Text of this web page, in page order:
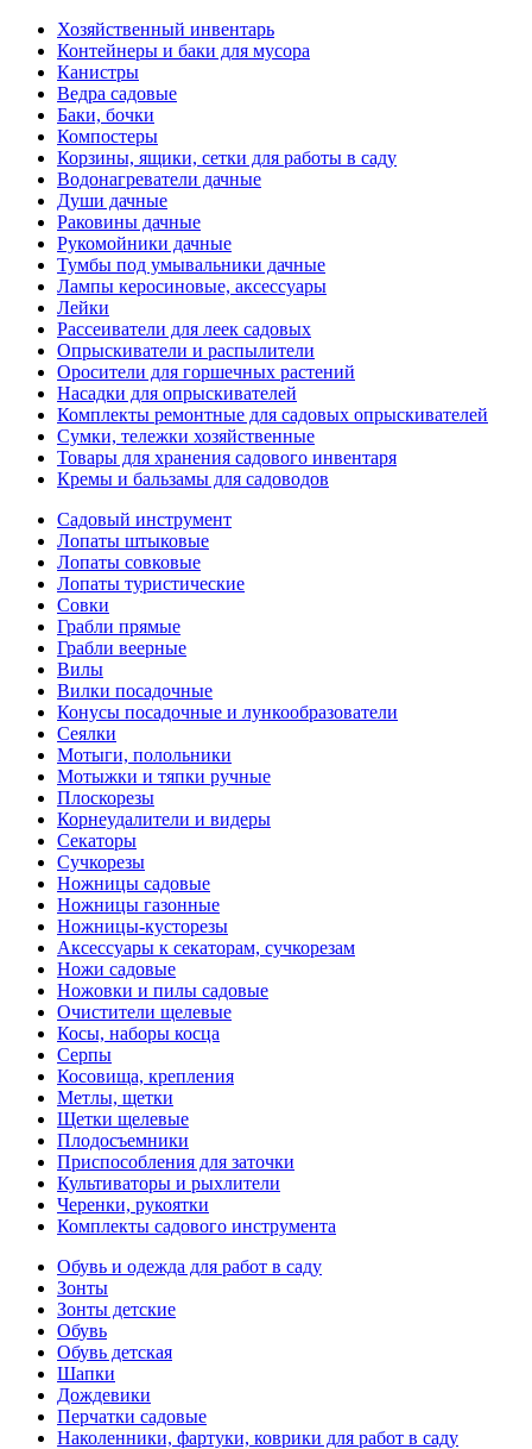
Хозяйственный инвентарь
Контейнеры и баки для мусора
Канистры
Ведра садовые
Баки, бочки
Компостеры
Корзины, ящики, сетки для работы в саду
Водонагреватели дачные
Души дачные
Раковины дачные
Рукомойники дачные
Тумбы под умывальники дачные
Лампы керосиновые, аксессуары
Лейки
Рассеиватели для леек садовых
Опрыскиватели и распылители
Оросители для горшечных растений
Насадки для опрыскивателей
Комплекты ремонтные для садовых опрыскивателей
Сумки, тележки хозяйственные
Товары для хранения садового инвентаря
Кремы и бальзамы для садоводов
Садовый инструмент
Лопаты штыковые
Лопаты совковые
Лопаты туристические
Совки
Грабли прямые
Грабли веерные
Вилы
Вилки посадочные
Конусы посадочные и лункообразователи
Сеялки
Мотыги, полольники
Мотыжки и тяпки ручные
Плоскорезы
Корнеудалители и видеры
Секаторы
Сучкорезы
Ножницы садовые
Ножницы газонные
Ножницы-кусторезы
Аксессуары к секаторам, сучкорезам
Ножи садовые
Ножовки и пилы садовые
Очистители щелевые
Косы, наборы косца
Серпы
Косовища, крепления
Метлы, щетки
Щетки щелевые
Плодосъемники
Приспособления для заточки
Культиваторы и рыхлители
Черенки, рукоятки
Комплекты садового инструмента
Обувь и одежда для работ в саду
Зонты
Зонты детские
Обувь
Обувь детская
Шапки
Дождевики
Перчатки садовые
Наколенники, фартуки, коврики для работ в саду